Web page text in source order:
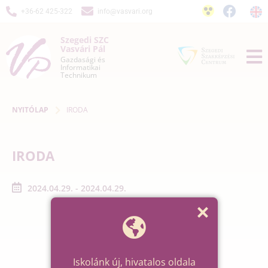
+36-62 425-322 info@vasvari.org
Szegedi SZC
Vasvári Pál
Gazdasági és
Informatikai
Technikum
NYITÓLAP IRODA
IRODA
2024.04.29. - 2024.04.29.
Iskolánk új, hivatalos oldala